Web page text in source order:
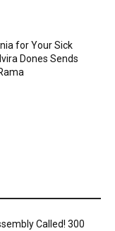
for Your Sick
Dones Sends
Called! 300